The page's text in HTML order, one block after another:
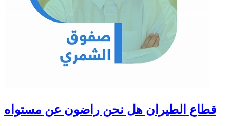
قطاع الطيران هل نحن راضون عن مستواه